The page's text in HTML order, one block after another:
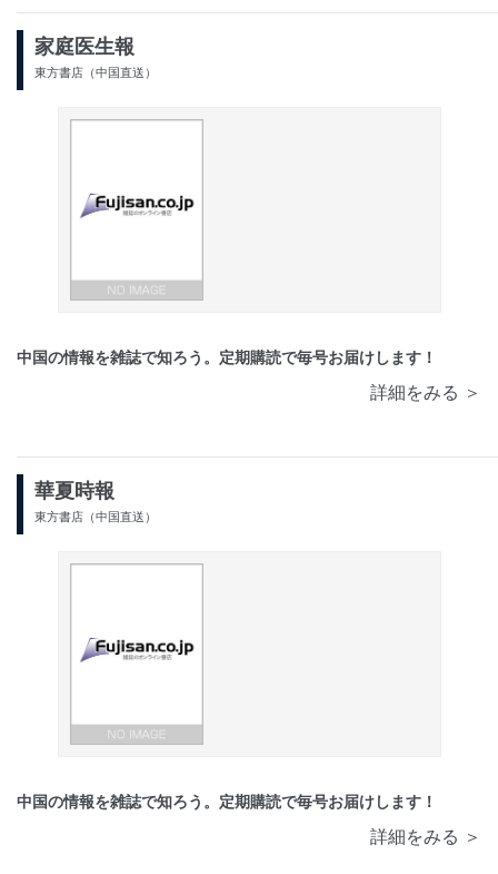
家庭医生報
東方書店（中国直送）
中国の情報を雑誌で知ろう。定期購読で毎号お届けします！
詳細をみる ＞
華夏時報
東方書店（中国直送）
中国の情報を雑誌で知ろう。定期購読で毎号お届けします！
詳細をみる ＞